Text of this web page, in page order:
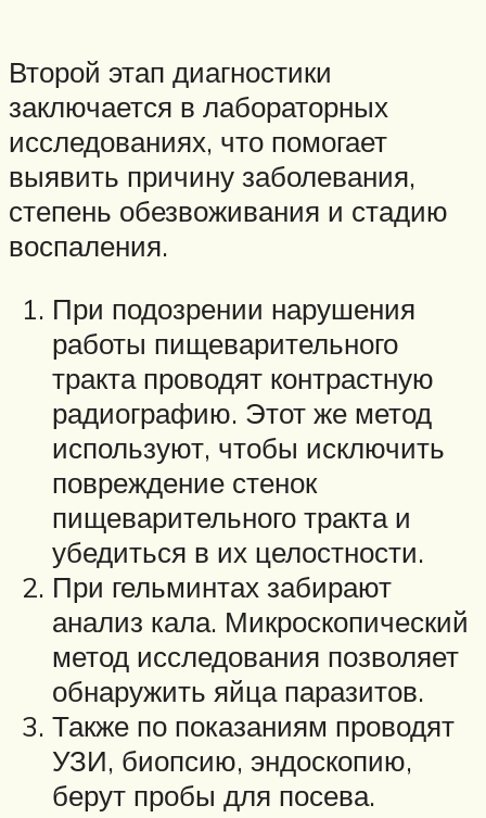
Второй этап диагностики
заключается в лабораторных
исследованиях, что помогает
выявить причину заболевания,
степень обезвоживания и стадию
воспаления.
При подозрении нарушения
работы пищеварительного
тракта проводят контрастную
радиографию. Этот же метод
используют, чтобы исключить
повреждение стенок
пищеварительного тракта и
убедиться в их целостности.
При гельминтах забирают
анализ кала. Микроскопический
метод исследования позволяет
обнаружить яйца паразитов.
Также по показаниям проводят
УЗИ, биопсию, эндоскопию,
берут пробы для посева.